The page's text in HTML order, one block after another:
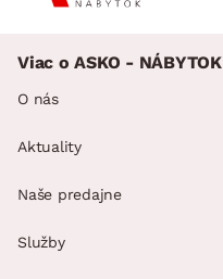
Viac o ASKO - NÁBYTOK
O nás
Aktuality
Naše predajne
Služby